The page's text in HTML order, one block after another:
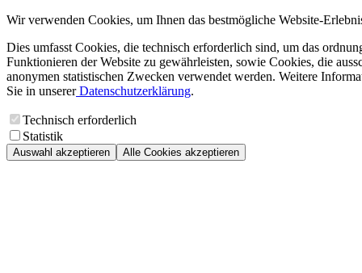
Wir verwenden Cookies, um Ihnen das bestmögliche Website-
Dies umfasst Cookies, die technisch erforderlich sind, um das
Funktionieren der Website zu gewährleisten, sowie Cookies, die
anonymen statistischen Zwecken verwendet werden. Weitere
Sie in unsererDatenschutzerklärung.
Technisch erforderlich
Statistik
Auswahl akzeptieren Alle Cookies akzeptieren